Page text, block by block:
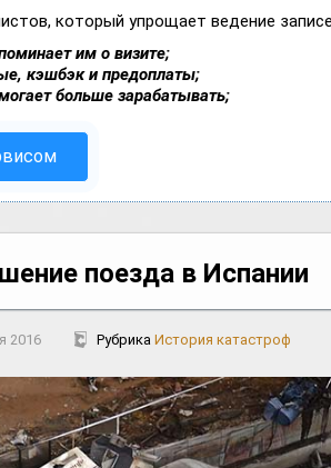
который упрощает ведение
им о визите;
кэшбэк и предоплаты;
больше зарабатывать;
поезда в Испании
2016 Рубрика История катастроф